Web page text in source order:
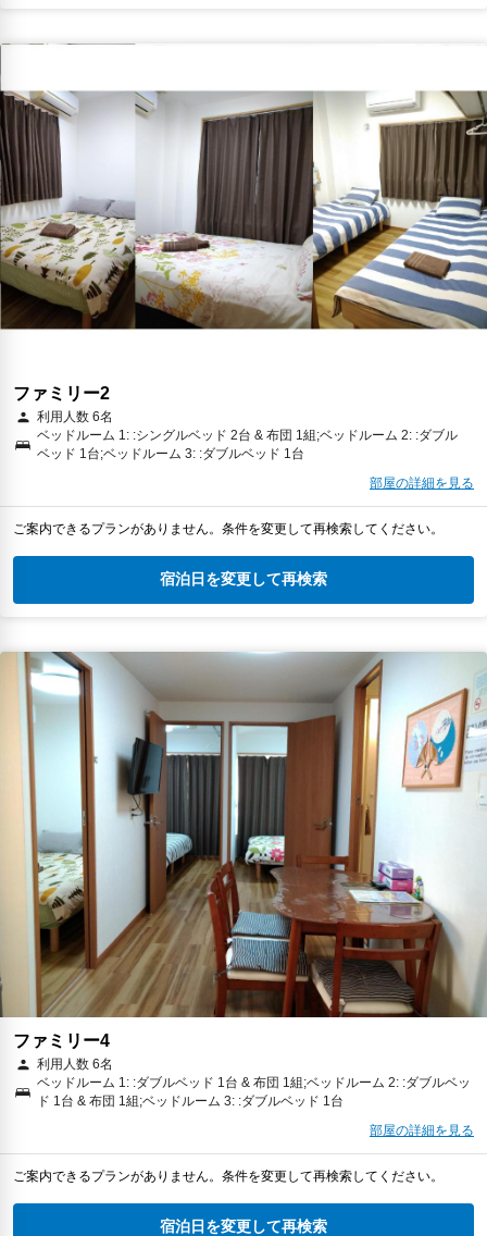
ファミリー2
利用人数 6名
ベッドルーム 1: :シングルベッド 2台 & 布団 1組;ベッドルーム 2: :ダブル
ベッド 1台;ベッドルーム 3: :ダブルベッド 1台
部屋の詳細を見る
ご案内できるプランがありません。条件を変更して再検索してください。
宿泊日を変更して再検索
ファミリー4
利用人数 6名
ベッドルーム 1: :ダブルベッド 1台 & 布団 1組;ベッドルーム 2: :ダブルベッ
ド 1台 & 布団 1組;ベッドルーム 3: :ダブルベッド 1台
部屋の詳細を見る
ご案内できるプランがありません。条件を変更して再検索してください。
宿泊日を変更して再検索